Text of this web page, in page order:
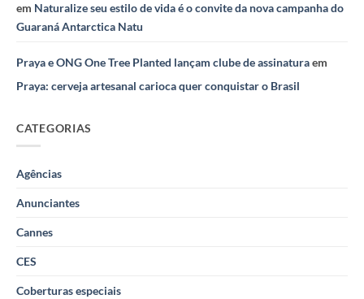
em Naturalize seu estilo de vida é o convite da nova campanha do
Guaraná Antarctica Natu
Praya e ONG One Tree Planted lançam clube de assinaturaem
Praya: cerveja artesanal carioca quer conquistar o Brasil
CATEGORIAS
Agências
Anunciantes
Cannes
CES
Coberturas especiais